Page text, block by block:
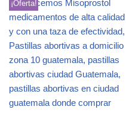
¡Oferta!